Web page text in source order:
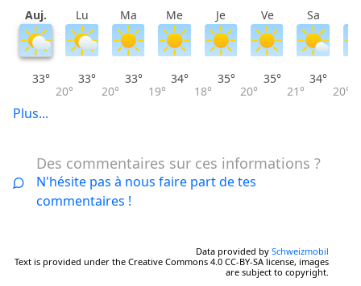
Auj. Lu Ma Me Je Ve Sa
33°
20°
33°
20°
33°
19°
34°
18°
35°
20°
35°
21°
34°
20°
Plus...
Des commentaires sur ces informations ?
N'hésite pas à nous faire part de tes
commentaires !
Data provided by Schweizmobil
Text is provided under the Creative Commons 4.0 CC-BY-SA license, images
are subject to copyright.